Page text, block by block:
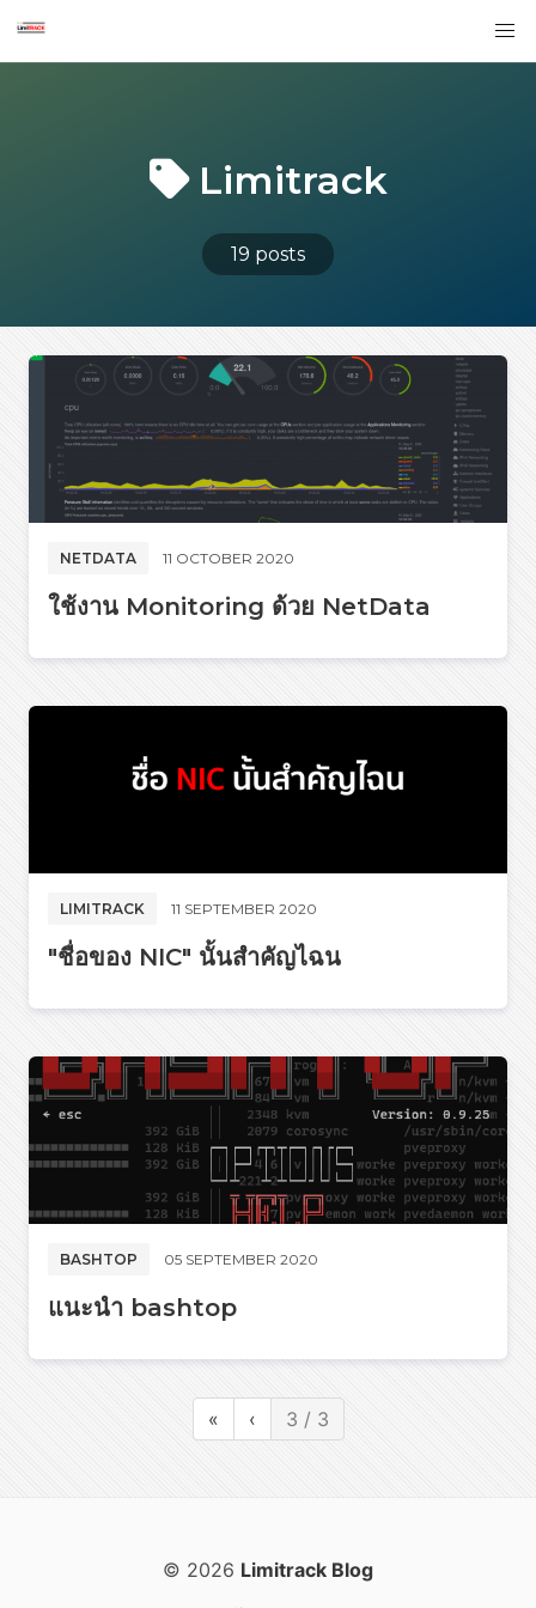
Limitrack
19 posts
NETDATA 11 OCTOBER 2020
ใช้งาน Monitoring ด้วย NetData
LIMITRACK 11 SEPTEMBER 2020
"ชื่อของ NIC" นั้นสำคัญไฉน​
BASHTOP 05 SEPTEMBER 2020
แนะนำ bashtop
« ‹ 3 / 3
© 2026 Limitrack Blog